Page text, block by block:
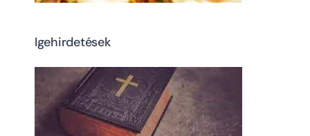
Igehirdetések